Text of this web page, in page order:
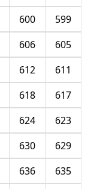
599
600
605
606
611
612
617
618
623
624
629
630
635
636